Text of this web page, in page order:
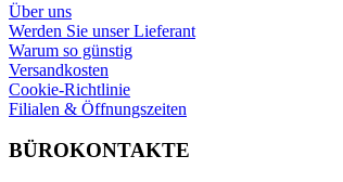
Über uns
Werden Sie unser Lieferant
Warum so günstig
Versandkosten
Cookie-Richtlinie
Filialen & Öffnungszeiten
BÜROKONTAKTE